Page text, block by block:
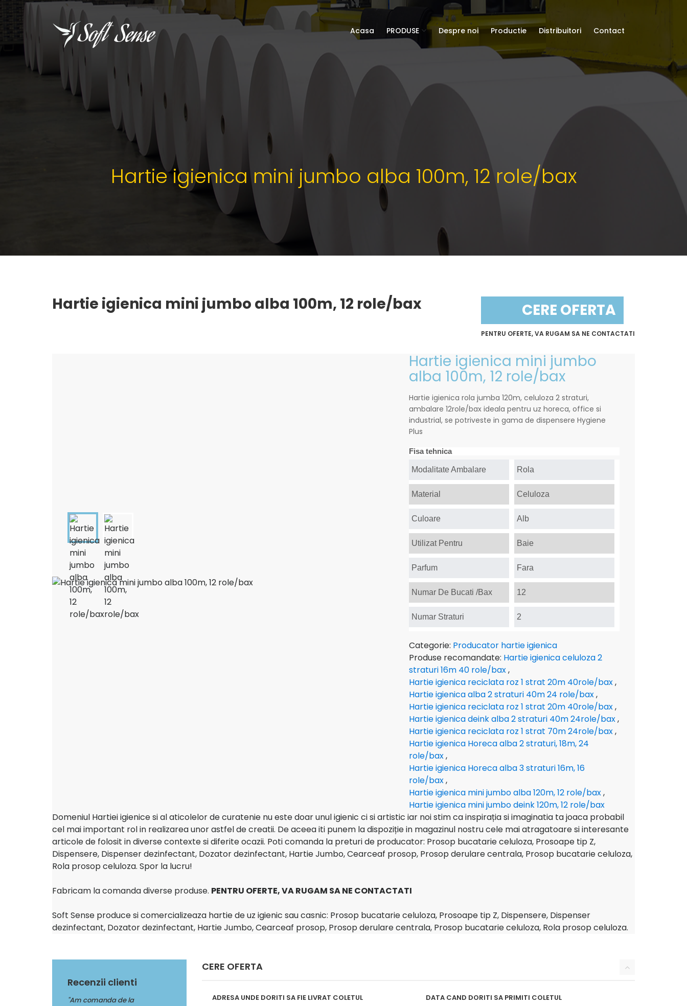
Acasa PRODUSE Despre noi Productie Distribuitori Contact
Hartie igienica mini jumbo alba 100m, 12 role/bax
Hartie igienica mini jumbo alba 100m, 12 role/bax CERE OFERTA
PENTRU OFERTE, VA RUGAM SA NE CONTACTATI
Hartie igienica mini jumbo
alba 100m, 12 role/bax
Hartie igienica rola jumba 120m, celuloza 2 straturi,
ambalare 12role/bax ideala pentru uz horeca, office si
industrial, se potriveste in gama de dispensere Hygiene
Plus
Fisa tehnica
Modalitate Ambalare Rola
Material Celuloza
Culoare Alb
Utilizat Pentru Baie
Parfum Fara
Numar De Bucati /Bax 12
Numar Straturi 2
Categorie: Producator hartie igienica
Produse recomandate: Hartie igienica celuloza 2
straturi 16m 40 role/bax,
Hartie igienica reciclata roz 1 strat 20m 40role/bax,
Hartie igienica alba 2 straturi 40m 24 role/bax,
Hartie igienica reciclata roz 1 strat 20m 40role/bax,
Hartie igienica deink alba 2 straturi 40m 24role/bax,
Hartie igienica reciclata roz 1 strat 70m 24role/bax,
Hartie igienica Horeca alba 2 straturi, 18m, 24
role/bax,
Hartie igienica Horeca alba 3 straturi 16m, 16
role/bax,
Hartie igienica mini jumbo alba 120m, 12 role/bax,
Hartie igienica mini jumbo deink 120m, 12 role/bax
Domeniul Hartiei igienice si al aticolelor de curatenie nu este doar unul igienic ci si artistic iar noi stim ca inspirația si imaginatia ta joaca probabil
cel mai important rol in realizarea unor astfel de creatii. De aceea iti punem la dispoziție in magazinul nostru cele mai atragatoare si interesante
articole de folosit in diverse contexte si diferite ocazii. Poti comanda la preturi de producator: Prosop bucatarie celuloza, Prosoape tip Z,
Dispensere, Dispenser dezinfectant, Dozator dezinfectant, Hartie Jumbo, Cearceaf prosop, Prosop derulare centrala, Prosop bucatarie celuloza,
Rola prosop celuloza. Spor la lucru!
Fabricam la comanda diverse produse. PENTRU OFERTE, VA RUGAM SA NE CONTACTATI
Soft Sense produce si comercializeaza hartie de uz igienic sau casnic: Prosop bucatarie celuloza, Prosoape tip Z, Dispensere, Dispenser
dezinfectant, Dozator dezinfectant, Hartie Jumbo, Cearceaf prosop, Prosop derulare centrala, Prosop bucatarie celuloza, Rola prosop celuloza.
Recenzii clienti
"Multumim Echipei Soft sense
"Am comanda de la
"Multumim Echipei Soft sense
CERE OFERTA
ADRESA UNDE DORITI SA FIE LIVRAT COLETUL DATA CAND DORITI SA PRIMITI COLETUL